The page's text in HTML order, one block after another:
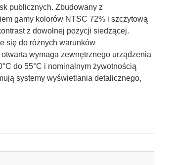
publicznych. Zbudowany z
gamy kolorów NTSC 72% i szczytową
z dowolnej pozycji siedzącej.
się do różnych warunków
wymaga zewnętrznego urządzenia
do 55°C i nominalnym żywotnością
systemy wyświetlania detalicznego,